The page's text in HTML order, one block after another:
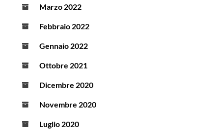
Marzo 2022
Febbraio 2022
Gennaio 2022
Ottobre 2021
Dicembre 2020
Novembre 2020
Luglio 2020